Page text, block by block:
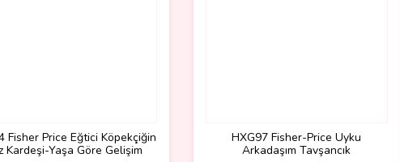
Fisher Price Eğtici Köpekçiğin
Kardeşi-Yaşa Göre Gelişim
HXG97 Fisher-Price Uyku
Arkadaşım Tavşancık